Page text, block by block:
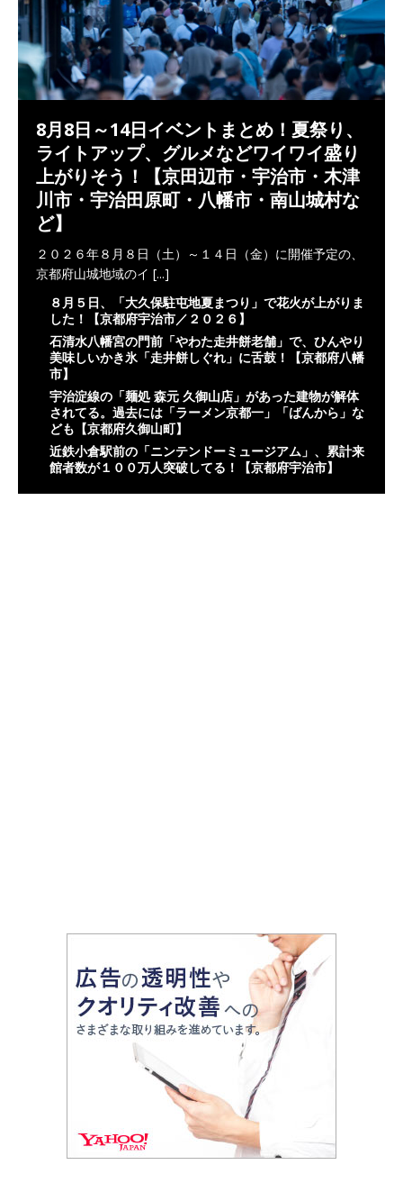
8月8日～14日イベントまとめ！夏祭り、
ライトアップ、グルメなどワイワイ盛り
上がりそう！【京田辺市・宇治市・木津
川市・宇治田原町・八幡市・南山城村な
ど】
２０２６年８月８日（土）～１４日（金）に開催予定の、
京都府山城地域のイ [...]
８月５日、「大久保駐屯地夏まつり」で花火が上がりま
した！【京都府宇治市／２０２６】
石清水八幡宮の門前「やわた走井餅老舗」で、ひんやり
美味しいかき氷「走井餅しぐれ」に舌鼓！【京都府八幡
市】
宇治淀線の「麺処 森元 久御山店」があった建物が解体
されてる。過去には「ラーメン京都一」「ばんから」な
ども【京都府久御山町】
近鉄小倉駅前の「ニンテンドーミュージアム」、累計来
館者数が１００万人突破してる！【京都府宇治市】